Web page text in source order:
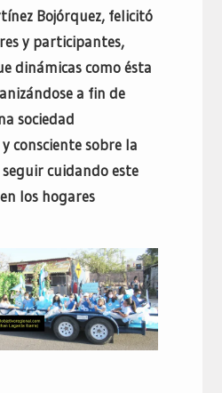
Bojórquez, felicitó
y participantes,
dinámicas como ésta
a fin de
sociedad
consciente sobre la
seguir cuidando este
los hogares